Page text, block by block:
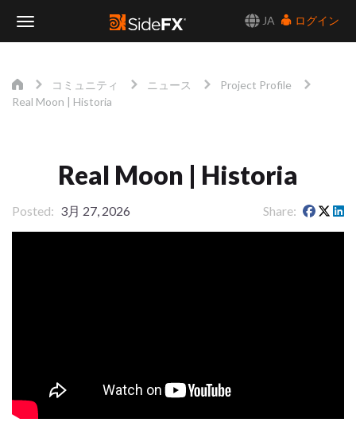
JA
ログイン
Navigationコミュニティ ニュース
Project Profile
Real Moon | Historia
Real Moon | Historia
Posted 3月 27, 2026 Share